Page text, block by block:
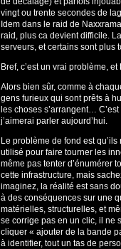
vingt ou trente secondes de
Idem dans le raid de
raid, plus ca devient difficile.
serveurs, et certains sont plus
Bref, c’est un vrai problème, et
Alors bien sûr, comme à
gens furieux qui sont prêts à
les choses s’arrangent…
j’aimerai parler aujourd’hui.
Le problème de fond est
utilisé pour faire tourner les
même pas tenter d’énumérer
cette infrastructure, mais
imaginez, la réalité est sans
à des conséquences sur une
matérielles, structurelles, et
se corrige pas en un clic, il ne
cliquer « ajouter de la bande
à identifier, tout un tas de